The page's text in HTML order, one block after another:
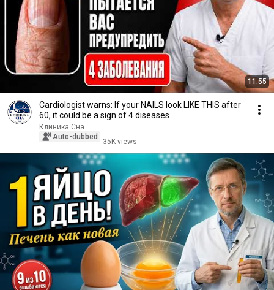
11:55
Cardiologist warns: If your NAILS look LIKE THIS after
60, it could be a sign of 4 diseases
Клиника Сна
Auto-dubbed
35K views